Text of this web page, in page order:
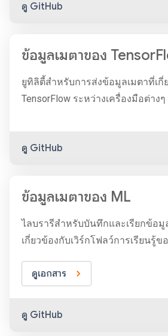
ดู GitHub
ข้อมูลเมตาของ
ยูทิลิตี้สำหรับการส่งข้อมูลเมตาที่เกี่
TensorFlow ระหว่างเครื่องมือต่างๆ
ดู GitHub
ข้อมูลเมตาของ ML
ไลบรารีสำหรับบันทึกและเรียกข้อมู
เกี่ยวข้องกับเวิร์กโฟลว์การเรียนรู้ข
ดูเอกสาร
ดู GitHub